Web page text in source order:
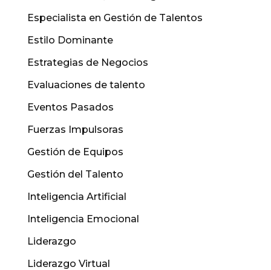
Especialista en Gestión de Talentos
Estilo Dominante
Estrategias de Negocios
Evaluaciones de talento
Eventos Pasados
Fuerzas Impulsoras
Gestión de Equipos
Gestión del Talento
Inteligencia Artificial
Inteligencia Emocional
Liderazgo
Liderazgo Virtual